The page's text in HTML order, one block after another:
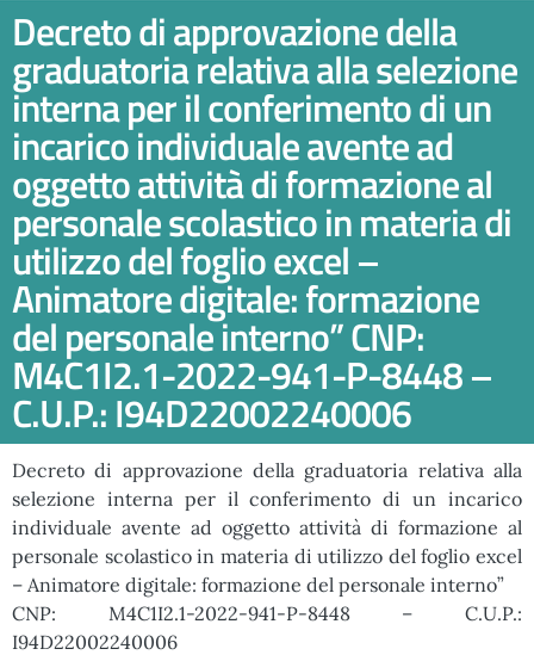
Decreto di approvazione della
graduatoria relativa alla selezione
interna per il conferimento di un
incarico individuale avente ad
oggetto attività di formazione al
personale scolastico in materia di
utilizzo del foglio excel –
Animatore digitale: formazione
del personale interno” CNP:
M4C1I2.1-2022-941-P-8448 –
C.U.P.: I94D22002240006
Decreto di approvazione della graduatoria relativa alla
selezione interna per il conferimento di un incarico
individuale avente ad oggetto attività di formazione al
personale scolastico in materia di utilizzo del foglio excel
– Animatore digitale: formazione del personale interno”
CNP: M4C1I2.1-2022-941-P-8448 – C.U.P.:
I94D22002240006